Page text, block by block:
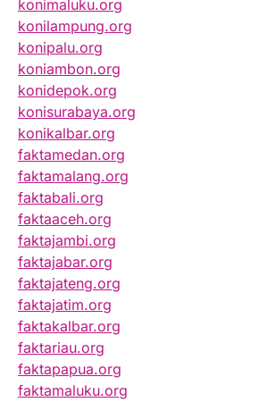
konimaluku.org
konilampung.org
konipalu.org
koniambon.org
konidepok.org
konisurabaya.org
konikalbar.org
faktamedan.org
faktamalang.org
faktabali.org
faktaaceh.org
faktajambi.org
faktajabar.org
faktajateng.org
faktajatim.org
faktakalbar.org
faktariau.org
faktapapua.org
faktamaluku.org